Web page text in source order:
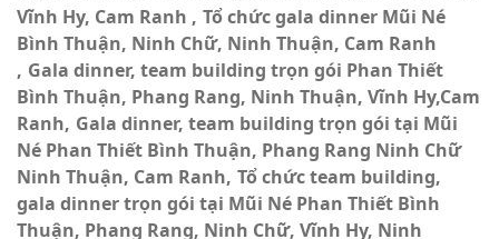
Vĩnh Hy, Cam Ranh
Tổ chức gala dinner Mũi Né
Bình Thuận, Ninh Chữ, Ninh Thuận, Cam Ranh
Gala dinner, team building trọn gói Phan Thiết
Bình Thuận, Phang Rang, Ninh Thuận, Vĩnh Hy,Cam
Ranh Gala dinner, team building trọn gói tại Mũi
Né Phan Thiết Bình Thuận, Phang Rang Ninh Chữ
Ninh Thuận, Cam Ranh Tổ chức team building,
gala dinner trọn gói tại Mũi Né Phan Thiết Bình
Thuận, Phang Rang, Ninh Chữ, Vĩnh Hy, Ninh